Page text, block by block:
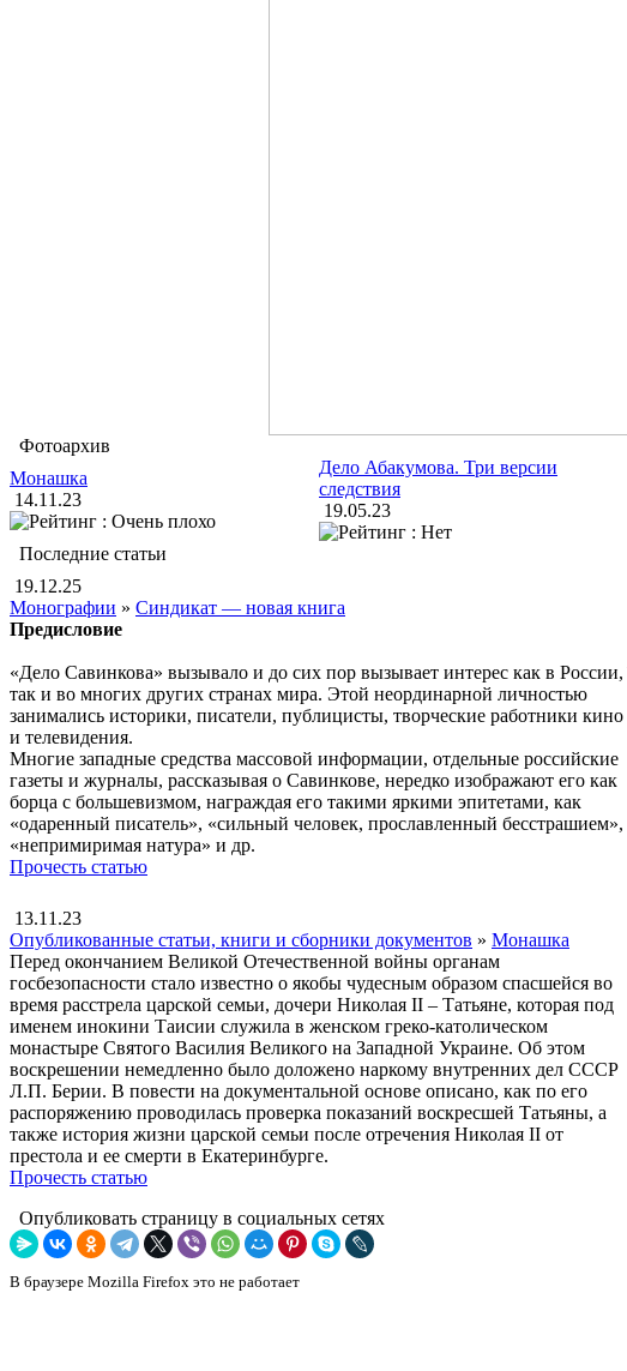
Фотоархив
Монашка
14.11.23
Дело Абакумова. Три версии
следствия
19.05.23
Последние статьи
19.12.25
Монографии » Синдикат — новая книга
Предисловие
«Дело Савинкова» вызывало и до сих пор вызывает интерес как в России,
так и во многих других странах мира. Этой неординарной личностью
занимались историки, писатели, публицисты, творческие работники кино
и телевидения.
Многие западные средства массовой информации, отдельные российские
газеты и журналы, рассказывая о Савинкове, нередко изображают его как
борца с большевизмом, награждая его такими яркими эпитетами, как
«одаренный писатель», «сильный человек, прославленный бесстрашием»,
«непримиримая натура» и др.
Прочесть статью
13.11.23
Опубликованные статьи, книги и сборники документов » Монашка
Перед окончанием Великой Отечественной войны органам
госбезопасности стало известно о якобы чудесным образом спасшейся во
время расстрела царской семьи, дочери Николая II – Татьяне, которая под
именем инокини Таисии служила в женском греко-католическом
монастыре Святого Василия Великого на Западной Украине. Об этом
воскрешении немедленно было доложено наркому внутренних дел СССР
Л.П. Берии. В повести на документальной основе описано, как по его
распоряжению проводилась проверка показаний воскресшей Татьяны, а
также история жизни царской семьи после отречения Николая II от
престола и ее смерти в Екатеринбурге.
Прочесть статью
Опубликовать страницу в социальных сетях
В браузере Mozilla Firefox это не работает